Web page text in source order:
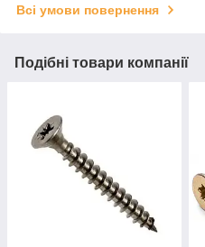
Всі умови повернення
Подібні товари компанії